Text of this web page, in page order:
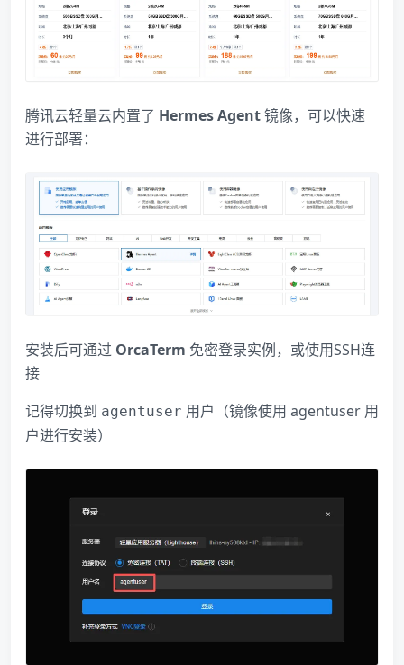
腾讯云轻量云内置了 Hermes Agent镜像，可以快速
进行部署：
安装后可通过 OrcaTerm 免密登录实例，或使用SSH连
接
记得切换到 agentuser 用户（镜像使用 agentuser 用
户进行安装）